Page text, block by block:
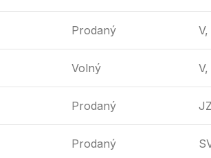
Prodaný V,
Volný V,
Prodaný JZ
Prodaný